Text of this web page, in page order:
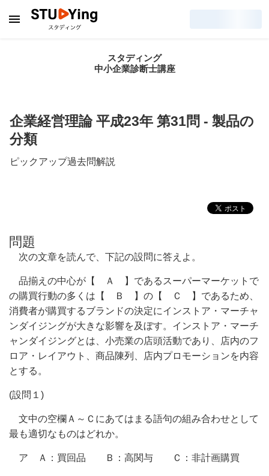
スタディング
中小企業診断士講座
企業経営理論 平成23年 第31問 - 製品の
分類
ピックアップ過去問解説
問題
次の文章を読んで、下記の設問に答えよ。
品揃えの中心が【 Ａ 】であるスーパーマーケットで
の購買行動の多くは【 Ｂ 】の【 Ｃ 】であるため、
消費者が購買するブランドの決定にインストア・マーチャ
ンダイジングが大きな影響を及ぼす。インストア・マーチ
ャンダイジングとは、小売業の店頭活動であり、店内のフ
ロア・レイアウト、商品陳列、店内プロモーションを内容
とする。
(設問１)
文中の空欄Ａ～Ｃにあてはまる語句の組み合わせとして
最も適切なものはどれか。
ア Ａ：買回品 Ｂ：高関与 Ｃ：非計画購買